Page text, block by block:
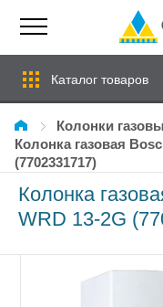
Каталог товаров
Колонки
Колонка газовая Bosch THERM 6000 О WRD 13-2G
(7702331717)
Колонка
WRD 13-2G